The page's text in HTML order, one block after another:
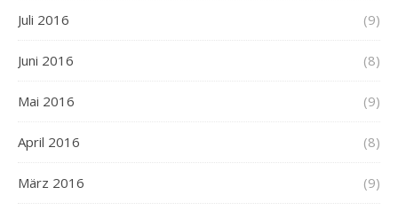
Juli 2016 (9)
Juni 2016 (8)
Mai 2016 (9)
April 2016 (8)
März 2016 (9)